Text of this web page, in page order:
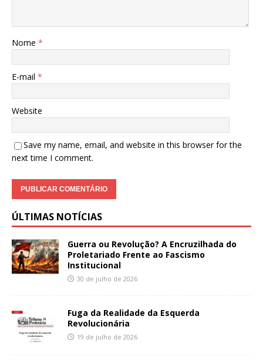
Nome *
E-mail *
Website
Save my name, email, and website in this browser for the
next time I comment.
ÚLTIMAS NOTÍCIAS
Guerra ou Revolução? A Encruzilhada do
Proletariado Frente ao Fascismo
Institucional
30 de julho de 2026
Fuga da Realidade da Esquerda
Revolucionária
19 de julho de 2026